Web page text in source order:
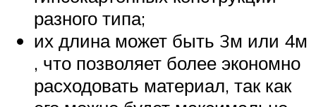
разного типа;
их длина может быть 3м или 4м
, что позволяет более экономно
расходовать материал, так как